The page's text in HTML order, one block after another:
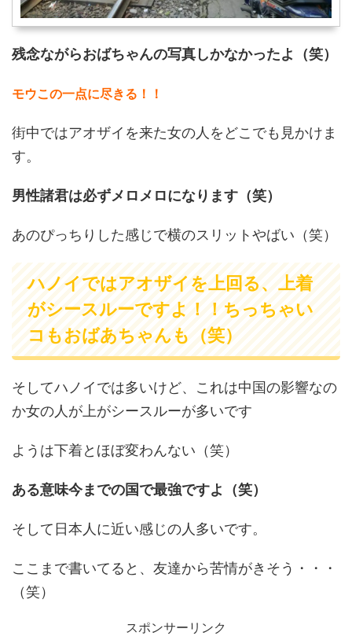
残念ながらおばちゃんの写真しかなかったよ（笑）
モウこの一点に尽きる！！
街中ではアオザイを来た女の人をどこでも見かけま
す。
男性諸君は必ずメロメロになります（笑）
あのぴっちりした感じで横のスリットやばい（笑）
ハノイではアオザイを上回る、上着
がシースルーですよ！！ちっちゃい
コもおばあちゃんも（笑）
そしてハノイでは多いけど、これは中国の影響なの
か女の人が上がシースルーが多いです
ようは下着とほぼ変わんない（笑）
ある意味今までの国で最強ですよ（笑）
そして日本人に近い感じの人多いです。
ここまで書いてると、友達から苦情がきそう・・・
（笑）
スポンサーリンク